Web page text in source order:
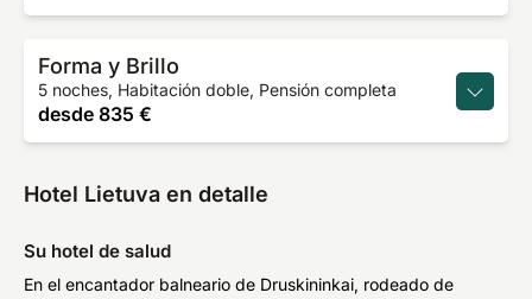
Forma y Brillo
5 noches, Habitación doble, Pensión completa
desde 835 €
Hotel Lietuva en detalle
Su hotel de salud
En el encantador balneario de Druskininkai, rodeado de